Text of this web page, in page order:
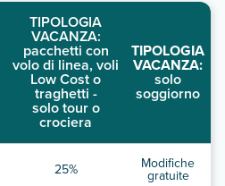
TIPOLOGIA
VACANZA:
pacchetti con
volo di linea, voli
Low Cost o
traghetti -
solo tour o
crociera
TIPOLOGIA
VACANZA:
solo
soggiorno
25% Modifiche
gratuite